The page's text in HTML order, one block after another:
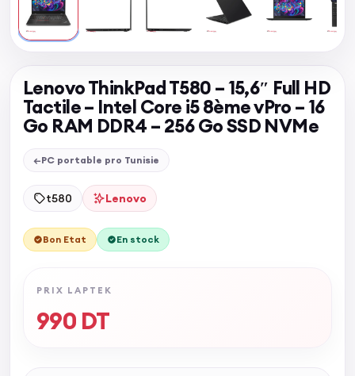
Lenovo ThinkPad T580 – 15,6″ Full HD
Tactile – Intel Core i5 8ème vPro – 16
Go RAM DDR4 – 256 Go SSD NVMe
←PC portable pro Tunisie
t580 Lenovo
Bon Etat En stock
PRIX LAPTEK
990DT